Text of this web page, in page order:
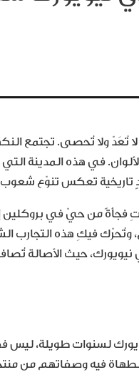
ولا تُحصى. تجتمع
في هذه المدينة التي
تعكس تنوّع شعوب
فجأةً من حيّ في بروكلين
وتُحرّك فيكِ هذه التجارب
حيث الأصالة
لسنوات طويلة، ليس
فيه وصفاتهم من